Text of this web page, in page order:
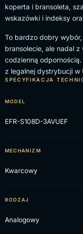
koperta i bransoleta,
wskazówki i indeksy
To bardzo dobry
bransolecie, ale nadal z
codzienną
z legalnej dystrybucji w
SPECYFIKACJA
MODEL
EFR-S108D-3AVUEF
MECHANIZM
Kwarcowy
RODZAJ
Analogowy